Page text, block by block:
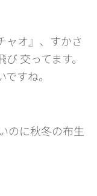
ャオ』、すかさ
交ってます。
すね。
のに秋冬の布生